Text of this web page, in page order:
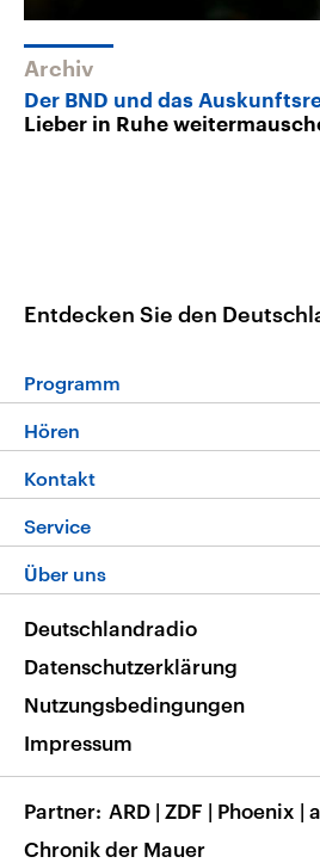
Archiv
Der BND und das
Lieber in Ruhe
Entdecken Sie den
Programm
Programm
Die Nachrichten
Nachrichtenleicht
Neue Beiträge auf dlf.de
Hören
Livestream
Podcasts
Deutschlandfunk App
Nachrichten App
Frequenzen
Kontakt
Hörerservice
Service
FAQ
Veranstaltungen
Musikliste
RSS
Über uns
Barrierefreiheit
Deutschlandradio
Datenschutzerklärung
Nutzungsbedingungen
Impressum
Partner ARD | ZDF | Phoenix |
Chronik der Mauer